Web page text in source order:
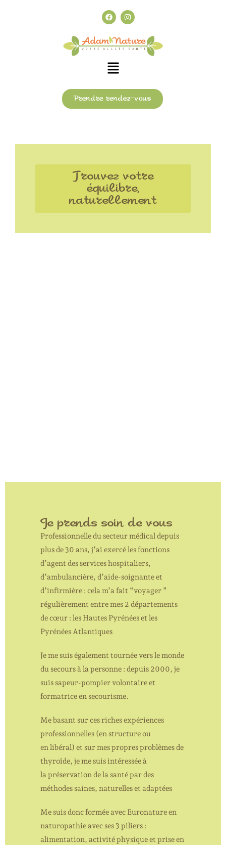
Prendre rendez-vous
Trouvez votre
équilibre,
naturellement
Je prends soin de vous
Professionnelle du secteur médical depuis
plus de 30 ans, j’ai exercé les fonctions
d’agent des services hospitaliers,
d’ambulancière, d’aide-soignante et
d’infirmière : cela m’a fait “voyager ”
régulièrement entre mes 2 départements
de cœur : les Hautes Pyrénées et les
Pyrénées Atlantiques
Je me suis également tournée vers le monde
du secours à la personne : depuis 2000, je
suis sapeur-pompier volontaire et
formatrice en secourisme.
Me basant sur ces riches expériences
professionnelles (en structure ou
en libéral) et sur mes propres problèmes de
thyroïde, je me suis intéressée à
la préservation de la santé par des
méthodes saines, naturelles et adaptées
Me suis donc formée avec Euronature en
naturopathie avec ses 3 piliers :
alimentation, activité physique et prise en